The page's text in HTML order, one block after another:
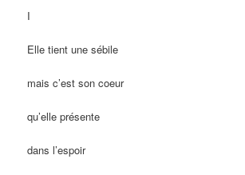
I
Elle tient une sébile
mais c’est son coeur
qu’elle présente
dans l’espoir